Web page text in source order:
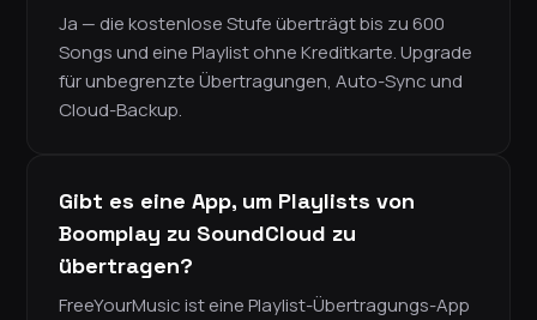
Ja — die kostenlose Stufe überträgt bis zu 600
Songs und eine Playlist ohne Kreditkarte. Upgrade
für unbegrenzte Übertragungen, Auto-Sync und
Cloud-Backup.
Gibt es eine App, um Playlists von
Boomplay zu SoundCloud zu
übertragen?
FreeYourMusic ist eine Playlist-Übertragungs-App